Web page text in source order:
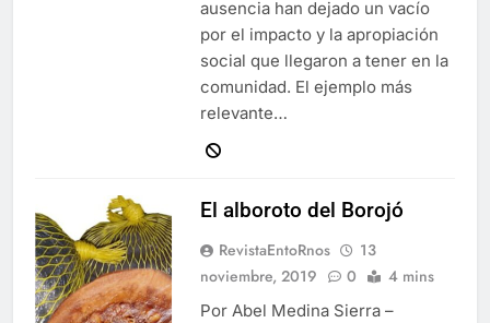
ausencia han dejado un vacío
por el impacto y la apropiación
social que llegaron a tener en la
comunidad. El ejemplo más
relevante…
El alboroto del Borojó
RevistaEntoRnos
13
noviembre, 2019
0 4 mins
Por Abel Medina Sierra –